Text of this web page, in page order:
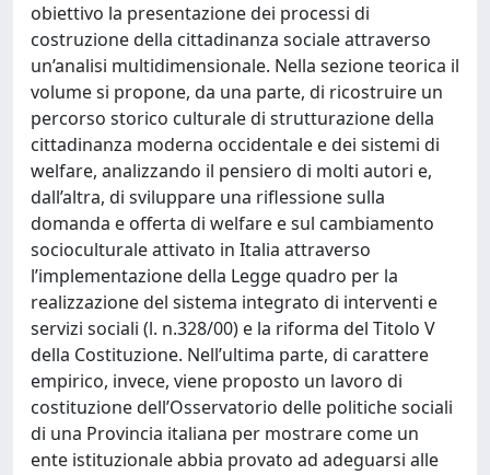
obiettivo la presentazione dei processi di
costruzione della cittadinanza sociale attraverso
un’analisi multidimensionale. Nella sezione teorica il
volume si propone, da una parte, di ricostruire un
percorso storico culturale di strutturazione della
cittadinanza moderna occidentale e dei sistemi di
welfare, analizzando il pensiero di molti autori e,
dall’altra, di sviluppare una riflessione sulla
domanda e offerta di welfare e sul cambiamento
socioculturale attivato in Italia attraverso
l’implementazione della Legge quadro per la
realizzazione del sistema integrato di interventi e
servizi sociali (l. n.328/00) e la riforma del Titolo V
della Costituzione. Nell’ultima parte, di carattere
empirico, invece, viene proposto un lavoro di
costituzione dell’Osservatorio delle politiche sociali
di una Provincia italiana per mostrare come un
ente istituzionale abbia provato ad adeguarsi alle